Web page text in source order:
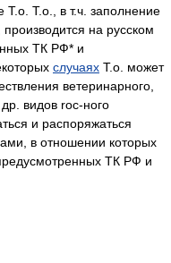
Т.о. Т.о., в т.ч. заполнение
на русском
ТК РФ* и
случаях Т.о. может
ветеринарного,
видов roc-ного
и распоряжаться
в отношении которых
ТК РФ и